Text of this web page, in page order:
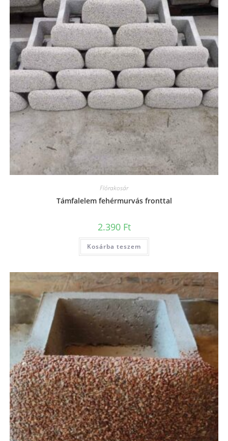
Flórakosár
Támfalelem fehérmurvás fronttal
2.390 Ft
Kosárba teszem